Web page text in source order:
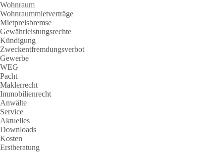
Wohnraum
Wohnraummietverträge
Mietpreisbremse
Gewährleistungsrechte
Kündigung
Zweckentfremdungsverbot
Gewerbe
WEG
Pacht
Maklerrecht
Immobilienrecht
Anwälte
Service
Aktuelles
Downloads
Kosten
Erstberatung